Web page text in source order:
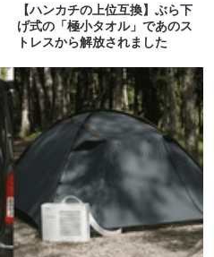
【ハンカチの上位互換】ぶら下
げ式の「極小タオル」であのス
トレスから解放されました